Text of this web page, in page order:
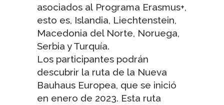
asociados al Programa Erasmus+,
esto es, Islandia, Liechtenstein,
Macedonia del Norte, Noruega,
Serbia y Turquía.
Los participantes podrán
descubrir la ruta de la Nueva
Bauhaus Europea, que se inició
en enero de 2023. Esta ruta